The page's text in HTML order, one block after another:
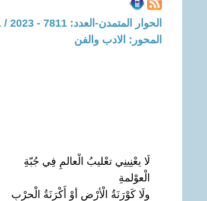
الحوار المتمدن-العدد: 7811 - 2023 / 11 / 30 - 15:11
المحور: الادب والفن
لَا يعْنِينِي تعْليبُ الْعالمِ فِي جُبّةِ
الْعوْلمةِ
ولَا كَوْرَنَةُ الْأرْضِ أوْ أَكْرَنَةُ الْحرْبِ